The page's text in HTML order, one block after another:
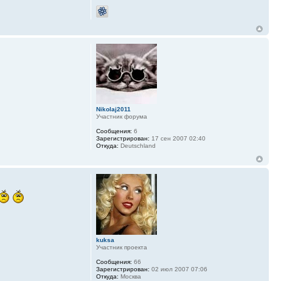
Nikolaj2011
Участник форума
Сообщения: 6
Зарегистрирован: 17 сен 2007 02:40
Откуда: Deutschland
kuksa
Участник проекта
Сообщения: 66
Зарегистрирован: 02 июл 2007 07:06
Откуда: Москва